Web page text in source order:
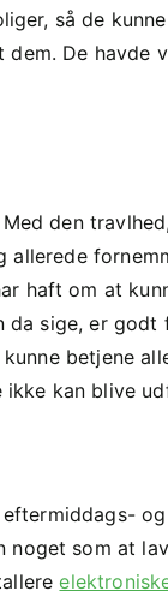
så de
De
den
haft om at
sige, er
betjene
kan blive
noget som at